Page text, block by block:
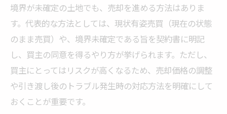
境界が未確定の土地でも、売却を進める方法はありま
す。代表的な方法としては、現状有姿売買（現在の状態
のまま売買）や、境界未確定である旨を契約書に明記
し、買主の同意を得るやり方が挙げられます。ただし、
買主にとってはリスクが高くなるため、売却価格の調整
や引き渡し後のトラブル発生時の対応方法を明確にして
おくことが重要です。